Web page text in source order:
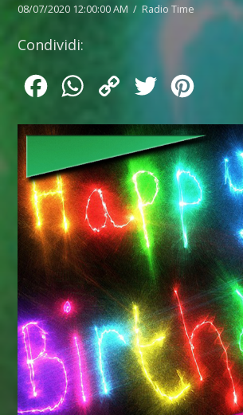
08/07/2020 12:00:00 AM / Radio Time
Condividi:
FacebookWhatsApp
Copy
Twitter